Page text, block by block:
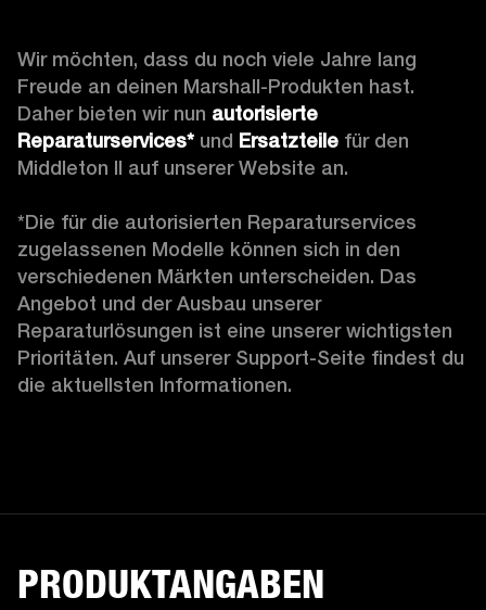
Wir möchten, dass du noch viele Jahre lang
Freude an deinen Marshall-Produkten hast.
Daher bieten wir nun autorisierte
Reparaturservices* und Ersatzteile für den
Middleton II auf unserer Website an.
*Die für die autorisierten Reparaturservices
zugelassenen Modelle können sich in den
verschiedenen Märkten unterscheiden. Das
Angebot und der Ausbau unserer
Reparaturlösungen ist eine unserer wichtigsten
Prioritäten. Auf unserer Support-Seite findest du
die aktuellsten Informationen.
PRODUKTANGABEN